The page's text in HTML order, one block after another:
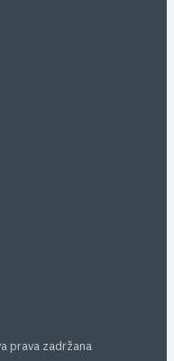
prava zadržana